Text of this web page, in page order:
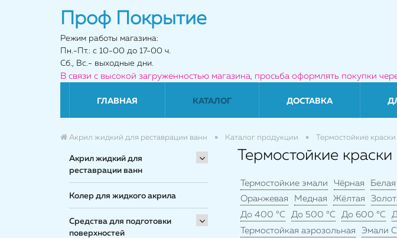
Проф Покрытие
Режим работы магазина:
Пн.-Пт.: с 10-00 до 17-00 ч.
Сб., Вс.- выходные дни.
В связи с высокой загруженностью магазина, просьба оформлять покупки
ГЛАВНАЯ КАТАЛОГ ДОСТАВКА
Акрил жидкий для реставрации ванн Каталог продукции Термостойкие
Акрил жидкий для
реставрации ванн
Колер для жидкого акрила
Средства для подготовки
поверхностей
Термостойкие краски
Термостойкие эмали Чёрная Белая
Оранжевая
Медная Жёлтая
До 400 °C
До 500 °C До 600 °C
Термостойкая аэрозольная
Эмали